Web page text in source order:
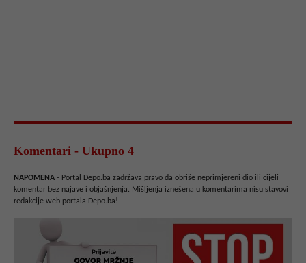
Komentari - Ukupno 4
NAPOMENA - Portal Depo.ba zadržava pravo da obriše neprimjereni dio ili cijeli
komentar bez najave i objašnjenja. Mišljenja iznešena u komentarima nisu stavovi
redakcije web portala Depo.ba!